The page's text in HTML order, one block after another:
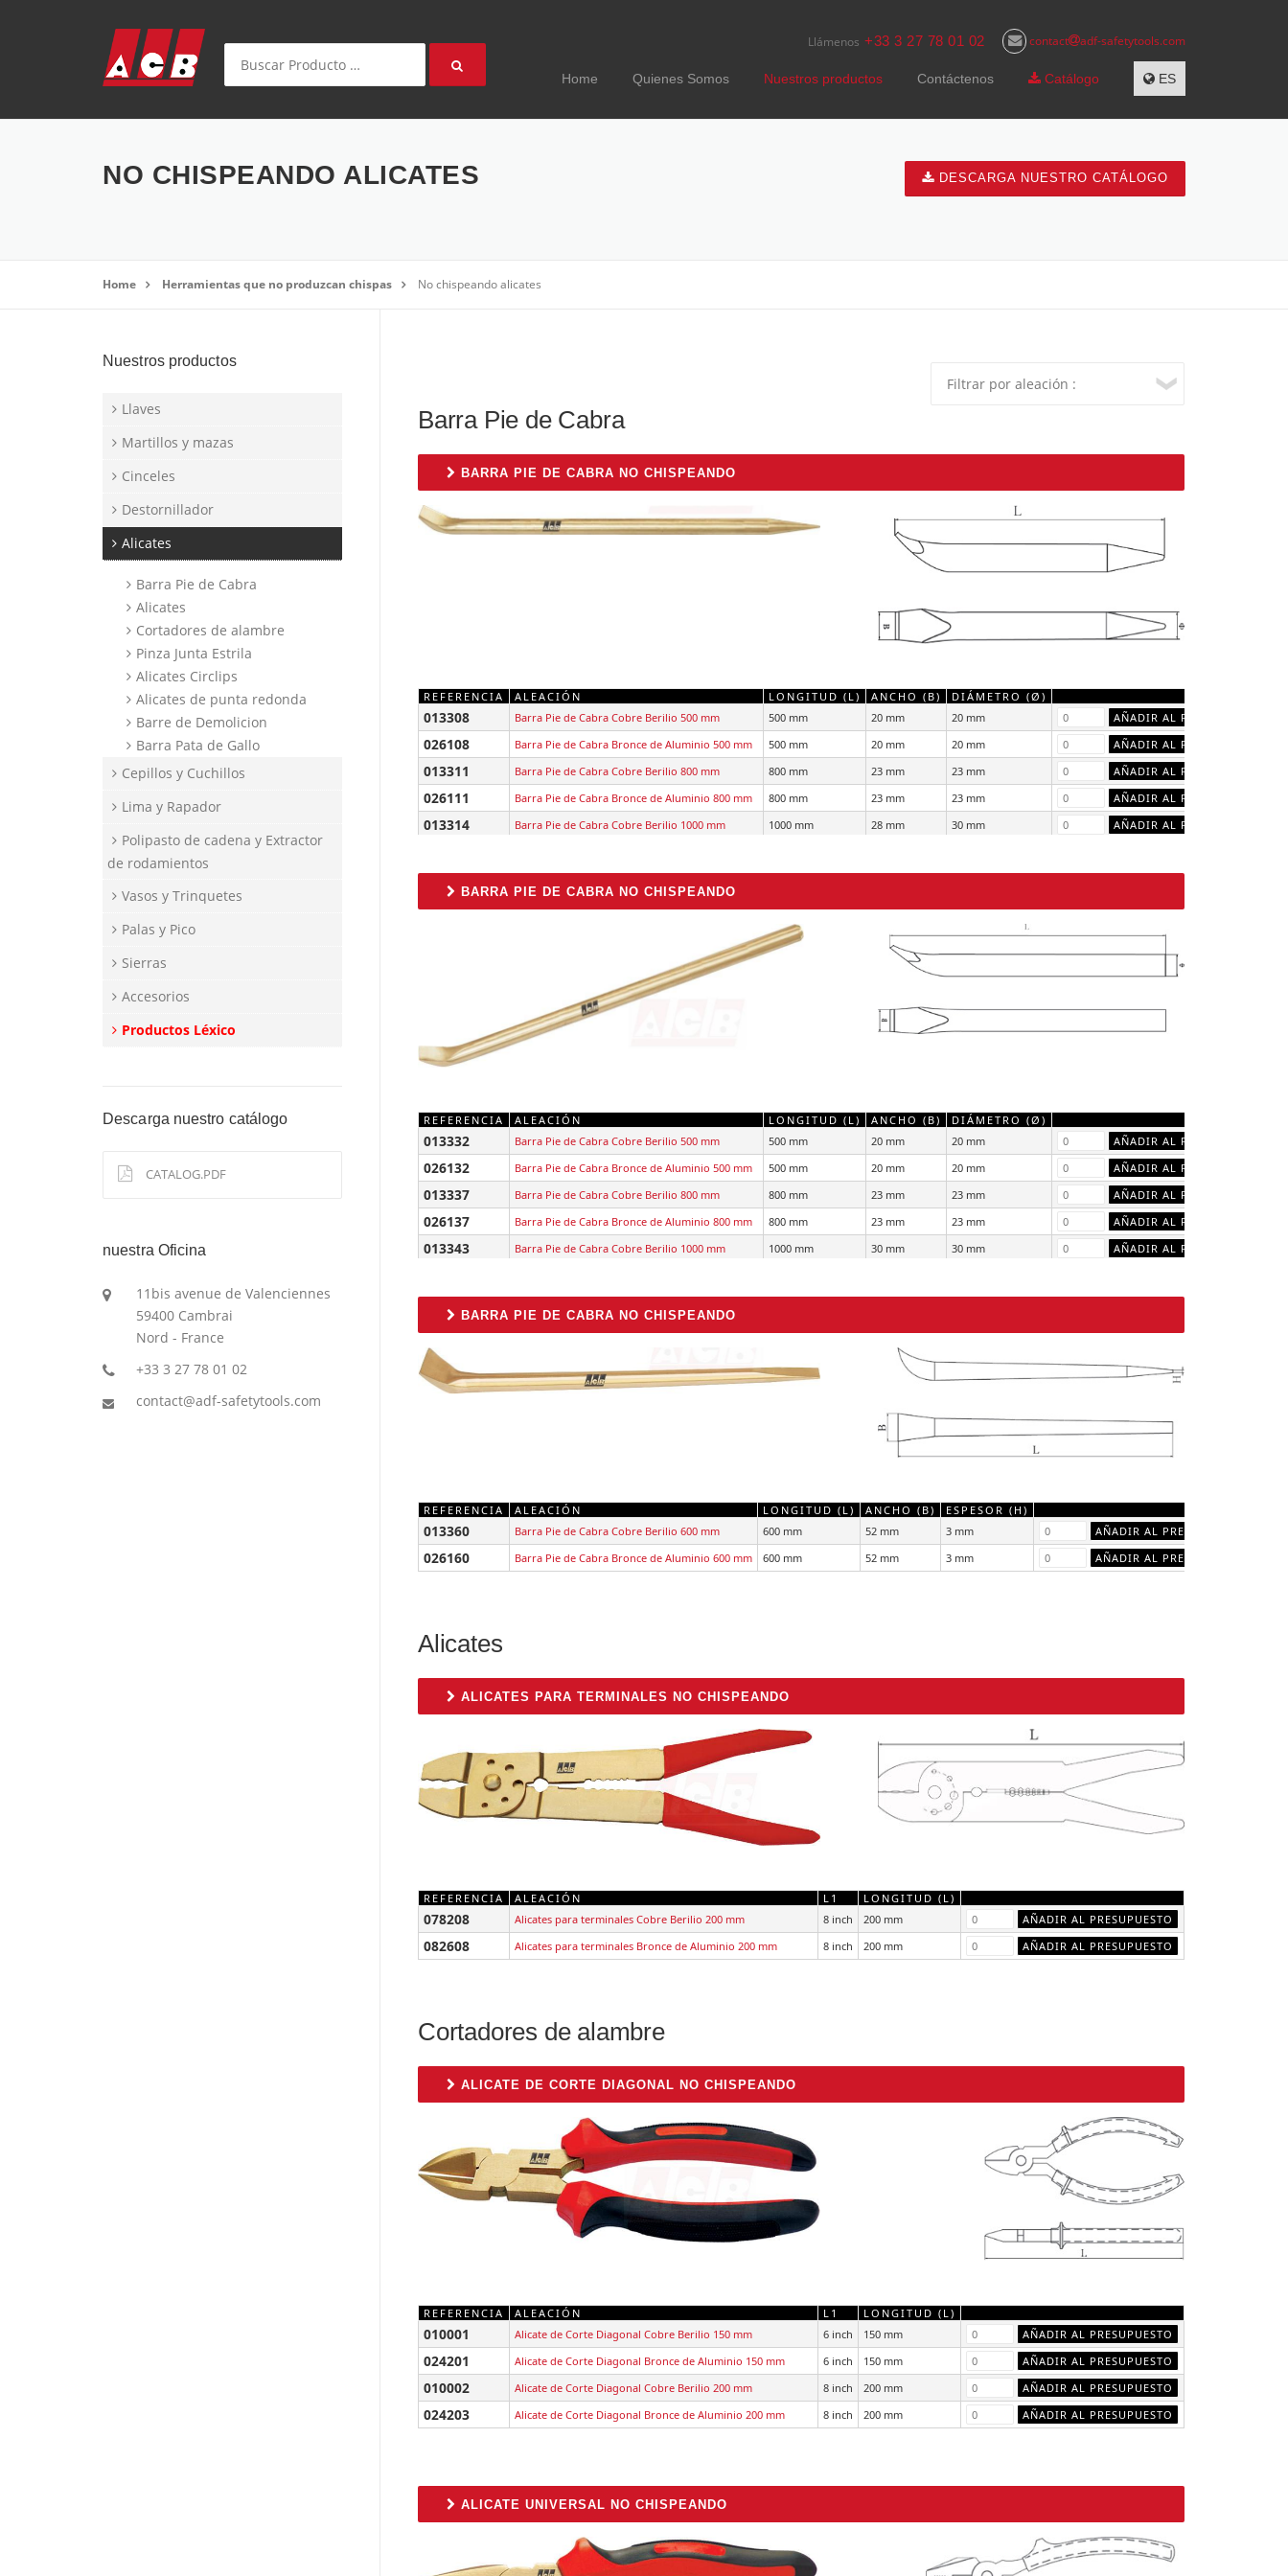
contact adf-safetytools.com
Llámenos +33 3 27 78 01 02
Home Quienes Somos Nuestros productos Contáctenos Catálogo ES
NO CHISPEANDO ALICATES DESCARGA NUESTRO CATÁLOGO
Home Herramientas que no produzcan chispas No chispeando alicates
Barra Pie de Cabra
BARRA PIE DE CABRA NO CHISPEANDO
REFERENCIA ALEACIÓN LONGITUD (L) ANCHO (B) DIÁMETRO (Ø)
013308 Barra Pie de Cabra Cobre Berilio 500 mm 500 mm 20 mm 20 mm
026108 Barra Pie de Cabra Bronce de Aluminio 500 mm 500 mm 20 mm 20 mm
013311 Barra Pie de Cabra Cobre Berilio 800 mm 800 mm 23 mm 23 mm
026111 Barra Pie de Cabra Bronce de Aluminio 800 mm 800 mm 23 mm 23 mm
013314 Barra Pie de Cabra Cobre Berilio 1000 mm 1000 mm 28 mm 30 mm
BARRA PIE DE CABRA NO CHISPEANDO
REFERENCIA ALEACIÓN LONGITUD (L) ANCHO (B) DIÁMETRO (Ø)
013332 Barra Pie de Cabra Cobre Berilio 500 mm 500 mm 20 mm 20 mm
026132 Barra Pie de Cabra Bronce de Aluminio 500 mm 500 mm 20 mm 20 mm
013337 Barra Pie de Cabra Cobre Berilio 800 mm 800 mm 23 mm 23 mm
026137 Barra Pie de Cabra Bronce de Aluminio 800 mm 800 mm 23 mm 23 mm
013343 Barra Pie de Cabra Cobre Berilio 1000 mm 1000 mm 30 mm 30 mm
BARRA PIE DE CABRA NO CHISPEANDO
REFERENCIA ALEACIÓN LONGITUD (L) ANCHO (B) ESPESOR (H)
013360 Barra Pie de Cabra Cobre Berilio 600 mm 600 mm 52 mm 3 mm
026160 Barra Pie de Cabra Bronce de Aluminio 600 mm 600 mm 52 mm 3 mm
Alicates
ALICATES PARA TERMINALES NO CHISPEANDO
REFERENCIA ALEACIÓN L1 LONGITUD (L)
078208 Alicates para terminales Cobre Berilio 200 mm 8 inch 200 mm
082608 Alicates para terminales Bronce de Aluminio 200 mm 8 inch 200 mm
Cortadores de alambre
ALICATE DE CORTE DIAGONAL NO CHISPEANDO
REFERENCIA ALEACIÓN L1 LONGITUD (L)
010001 Alicate de Corte Diagonal Cobre Berilio 150 mm 6 inch 150 mm
024201 Alicate de Corte Diagonal Bronce de Aluminio 150 mm 6 inch 150 mm
010002 Alicate de Corte Diagonal Cobre Berilio 200 mm 8 inch 200 mm
024203 Alicate de Corte Diagonal Bronce de Aluminio 200 mm 8 inch 200 mm
ALICATE UNIVERSAL NO CHISPEANDO
Nuestros productos
Llaves
Martillos y mazas
Cinceles
Destornillador
Alicates
Barra Pie de Cabra
Alicates
Cortadores de alambre
Pinza Junta Estrila
Alicates Circlips
Alicates de punta redonda
Barre de Demolicion
Barra Pata de Gallo
Cepillos y Cuchillos
Lima y Rapador
Polipasto de cadena y Extractor
de rodamientos
Vasos y Trinquetes
Palas y Pico
Sierras
Accesorios
Productos Léxico
Descarga nuestro catálogo
CATALOG.PDF
nuestra Oficina
11bis avenue de Valenciennes
59400 Cambrai
Nord - France
+33 3 27 78 01 02
contact@adf-safetytools.com